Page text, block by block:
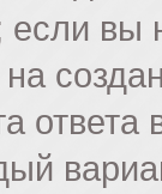
если
ответа